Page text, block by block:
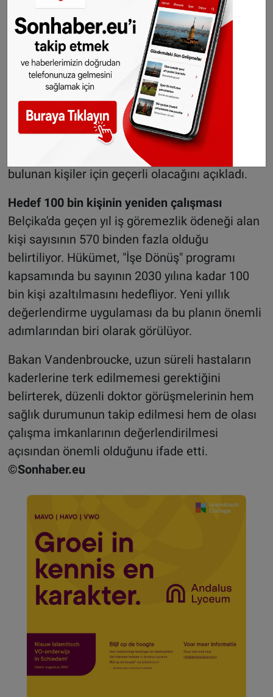
kapsamayacak. Hastanede tedavi görenler
veya ilerleyici ve ağır hastalıklarla mücadele
eden kişiler için istisna uygulanacak. Örneğin
Parkinson gibi ilerleyici hastalıklara sahip
kişilerin her yıl yeniden hastalıklarını
kanıtlamak zorunda kalmayacağı belirtildi.
Hükümet, uygulamanın özellikle sağlık durumu
değişebilen ve yeniden çalışma ihtimali
bulunan kişiler için geçerli olacağını açıkladı.
Hedef 100 bin kişinin yeniden çalışması
Belçika'da geçen yıl iş göremezlik ödeneği alan
kişi sayısının 570 binden fazla olduğu
belirtiliyor. Hükümet, "İşe Dönüş" programı
kapsamında bu sayının 2030 yılına kadar 100
bin kişi azaltılmasını hedefliyor. Yeni yıllık
değerlendirme uygulaması da bu planın önemli
adımlarından biri olarak görülüyor.
Bakan Vandenbroucke, uzun süreli hastaların
kaderlerine terk edilmemesi gerektiğini
belirterek, düzenli doktor görüşmelerinin hem
sağlık durumunun takip edilmesi hem de olası
çalışma imkanlarının değerlendirilmesi
açısından önemli olduğunu ifade etti.
©Sonhaber.eu